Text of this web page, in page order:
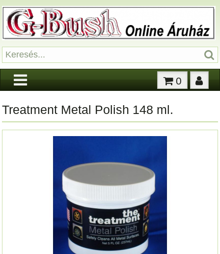
0
Treatment Metal Polish 148 ml.